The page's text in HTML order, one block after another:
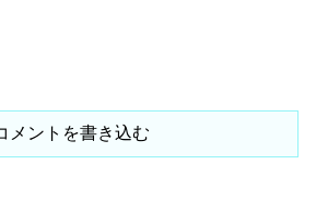
メントを書き込む